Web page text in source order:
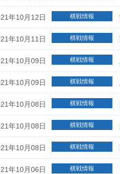
年10月12日 棋戦情報
年10月11日 棋戦情報
年10月09日 棋戦情報
年10月09日 棋戦情報
年10月08日 棋戦情報
年10月08日 棋戦情報
年10月08日 棋戦情報
年10月06日 棋戦情報